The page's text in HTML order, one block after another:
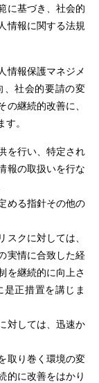
に基づき、社会的
情報に関する法規
情報保護マネジメ
、社会的要請の変
継続的改善に、
。
を行い、特定され
報の取扱いを行な
める指針その他の
クに対しては、
実情に合致した経
を継続的に向上さ
正措置を講じま
対しては、迅速か
取り巻く環境の変
的に改善をはかり